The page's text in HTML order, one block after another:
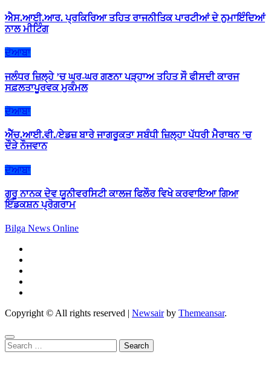
ਐਸ.ਆਈ.ਆਰ. ਪ੍ਰਕਿਰਿਆ ਤਹਿਤ ਰਾਜਨੀਤਿਕ ਪਾਰਟੀਆਂ ਦੇ ਨੁਮਾਇੰਦਿਆਂ
ਨਾਲ ਮੀਟਿੰਗ
ਦੋਆਬਾ
ਜਲੰਧਰ ਜ਼ਿਲ੍ਹੇ ’ਚ ਘਰ-ਘਰ ਗਣਨਾ ਪੜ੍ਹਾਅ ਤਹਿਤ ਸੌ ਫੀਸਦੀ ਕਾਰਜ
ਸਫ਼ਲਤਾਪੂਰਵਕ ਮੁਕੰਮਲ
ਦੋਆਬਾ
ਐੱਚ.ਆਈ.ਵੀ./ਏਡਜ਼ ਬਾਰੇ ਜਾਗਰੂਕਤਾ ਸਬੰਧੀ ਜ਼ਿਲ੍ਹਾ ਪੱਧਰੀ ਮੈਰਾਥਨ ’ਚ
ਦੌੜੇ ਨੌਜਵਾਨ
ਦੋਆਬਾ
ਗੁਰੂ ਨਾਨਕ ਦੇਵ ਯੂਨੀਵਰਸਿਟੀ ਕਾਲਜ ਫਿਲੌਰ ਵਿਖੇ ਕਰਵਾਇਆ ਗਿਆ
ਇੰਡਕਸ਼ਨ ਪ੍ਰੋਗਰਾਮ
Bilga News Online
Copyright © All rights reserved | Newsairby Themeansar.
Search
for: